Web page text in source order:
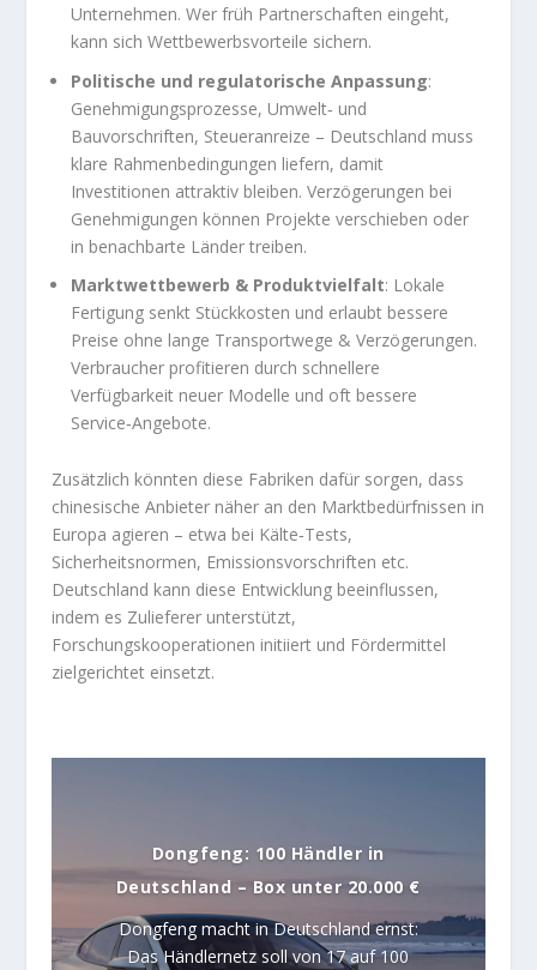
Unternehmen. Wer früh Partnerschaften eingeht,
kann sich Wettbewerbsvorteile sichern.
Politische und regulatorische Anpassung:
Genehmigungsprozesse, Umwelt‑ und
Bauvorschriften, Steueranreize – Deutschland muss
klare Rahmenbedingungen liefern, damit
Investitionen attraktiv bleiben. Verzögerungen bei
Genehmigungen können Projekte verschieben oder
in benachbarte Länder treiben.
Marktwettbewerb & Produktvielfalt: Lokale
Fertigung senkt Stückkosten und erlaubt bessere
Preise ohne lange Transportwege & Verzögerungen.
Verbraucher profitieren durch schnellere
Verfügbarkeit neuer Modelle und oft bessere
Service‑Angebote.
Zusätzlich könnten diese Fabriken dafür sorgen, dass
chinesische Anbieter näher an den Marktbedürfnissen in
Europa agieren – etwa bei Kälte‑Tests,
Sicherheitsnormen, Emissionsvorschriften etc.
Deutschland kann diese Entwicklung beeinflussen,
indem es Zulieferer unterstützt,
Forschungskooperationen initiiert und Fördermittel
zielgerichtet einsetzt.
Dongfeng: 100 Händler in
Deutschland – Box unter 20.000 €
Dongfeng macht in Deutschland ernst:
Das Händlernetz soll von 17 auf 100